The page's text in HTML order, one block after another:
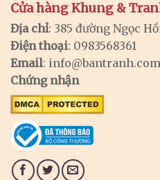
Cửa hàng Khung &
Địa chỉ: 385 đường Ngọc
Điện thoại: 0983568361
Email: info@bantranh.com
Chứng nhận